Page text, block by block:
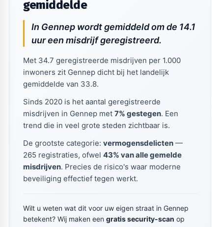
gemiddelde
In Gennep wordt gemiddeld om de 14.1
uur een misdrijf geregistreerd.
Met 34.7 geregistreerde misdrijven per 1.000
inwoners zit Gennep dicht bij het landelijk
gemiddelde van 33.8.
Sinds 2020 is het aantal geregistreerde
misdrijven in Gennep met 7% gestegen. Een
trend die in veel grote steden zichtbaar is.
De grootste categorie: vermogensdelicten—
265 registraties, ofwel 43% van alle gemelde
misdrijven. Precies de risico's waar moderne
beveiliging effectief tegen werkt.
Wilt u weten wat dit voor uw eigen straat in Gennep
betekent? Wij maken een gratis security-scan op